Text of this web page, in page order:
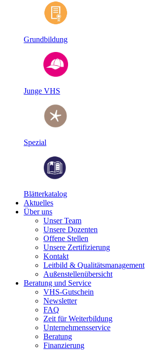
Grundbildung
Junge VHS
Spezial
Blätterkatalog
Aktuelles
Über uns
Unser Team
Unsere Dozenten
Offene Stellen
Unsere Zertifizierung
Kontakt
Leitbild & Qualitätsmanagement
Außenstellenübersicht
Beratung und Service
VHS-Gutschein
Newsletter
FAQ
Zeit für Weiterbildung
Unternehmensservice
Beratung
Finanzierung